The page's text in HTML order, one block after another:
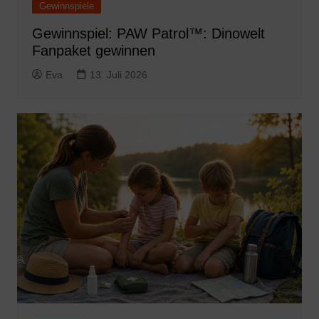
Gewinnspiele
Gewinnspiel: PAW Patrol™: Dinowelt
Fanpaket gewinnen
Eva 13. Juli 2026